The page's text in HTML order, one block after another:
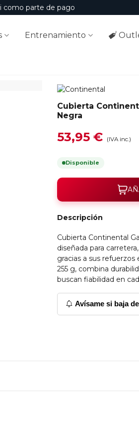
como parte de pago
Entrenamiento
Cubierta
Negra
53,95 € (IVA inc.)
Disponible
Descripción
Cubierta Continental
diseñada para
gracias a sus refuerzos
255 g, combina
buscan fiabilidad en
Avísame si baja